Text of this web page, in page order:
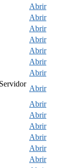
Abrir
Abrir
Abrir
Abrir
Abrir
Abrir
Abrir
Abrir
Abrir
Abrir
Abrir
Abrir
Abrir
Abrir